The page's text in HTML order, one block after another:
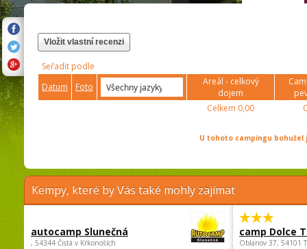
Vložit vlastní recenzi
Seřadit podle
Datum
Foto
Areál - celkový
dojem
Celkem 0,00
U tohoto campingu
Kempy, které by Vás také mohly zajímat
autocamp Slunečná
, 54344 Čistá v Krkonoších
camp Dolce
Oblanov 37, 54101